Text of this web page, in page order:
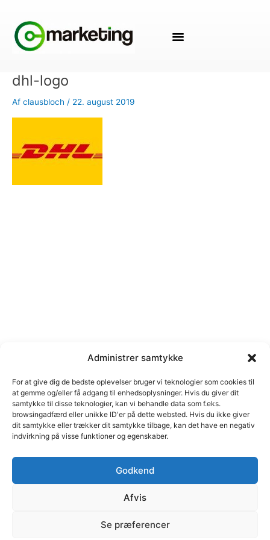
Administrer samtykke
For at give dig de bedste oplevelser bruger vi teknologier som cookies til
at gemme og/eller få adgang til enhedsoplysninger. Hvis du giver dit
samtykke til disse teknologier, kan vi behandle data som f.eks.
browsingadfærd eller unikke ID'er på dette websted. Hvis du ikke giver
dit samtykke eller trækker dit samtykke tilbage, kan det have en negativ
indvirkning på visse funktioner og egenskaber.
Godkend
Afvis
Se præferencer
indholdet
dhl-logo
Af clausbloch / 22. august 2019
nr. 35111484 | E-mail: cb@cmarketing.dk | Telefon 51 59